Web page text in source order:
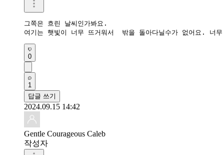
그쪽은 흐린 날씨인가봐요.
0
1
답글 쓰기
2024.09.15 14:42
Gentle Courageous Caleb
작성자